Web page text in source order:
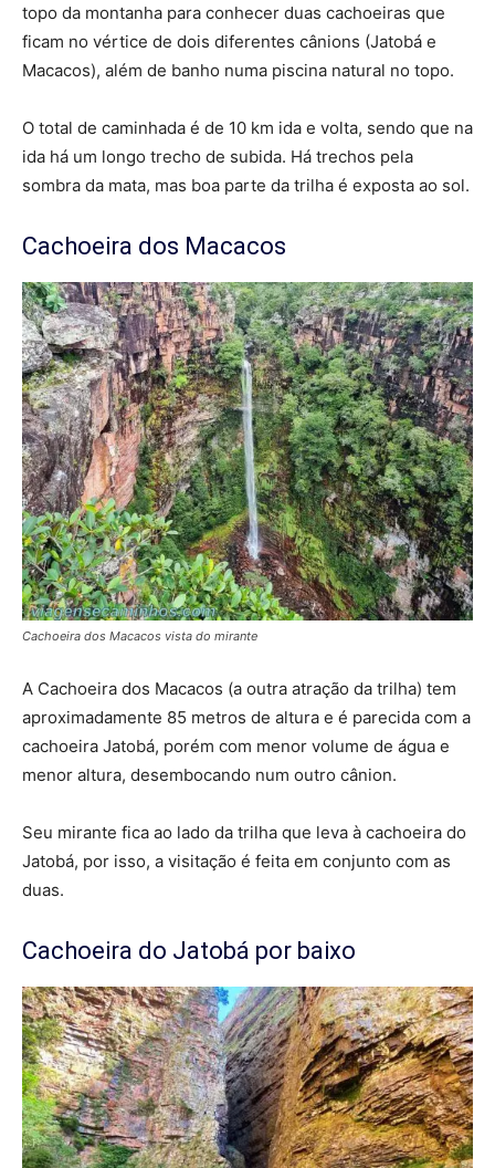
topo da montanha para conhecer duas cachoeiras que
ficam no vértice de dois diferentes cânions (Jatobá e
Macacos), além de banho numa piscina natural no topo.
O total de caminhada é de 10 km ida e volta, sendo que na
ida há um longo trecho de subida. Há trechos pela
sombra da mata, mas boa parte da trilha é exposta ao sol.
Cachoeira dos Macacos
Cachoeira dos Macacos vista do mirante
A Cachoeira dos Macacos (a outra atração da trilha) tem
aproximadamente 85 metros de altura e é parecida com a
cachoeira Jatobá, porém com menor volume de água e
menor altura, desembocando num outro cânion.
Seu mirante fica ao lado da trilha que leva à cachoeira do
Jatobá, por isso, a visitação é feita em conjunto com as
duas.
Cachoeira do Jatobá por baixo